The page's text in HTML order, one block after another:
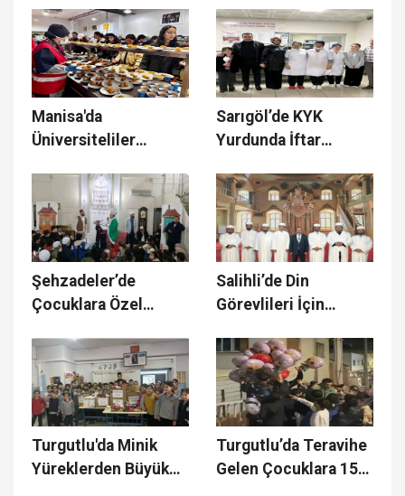
Manisa'da
Üniversiteliler
Sofrasında Buluştu
Sarıgöl’de KYK
Yurdunda İftar
Şehzadeler’de
Çocuklara Özel
Yoğun İlgi Gördü
Salihli’de Din
Görevlileri İçin
Töreni
Turgutlu'da Minik
Yüreklerden Büyük
Turgutlu’da Teravihe
Gelen Çocuklara 150